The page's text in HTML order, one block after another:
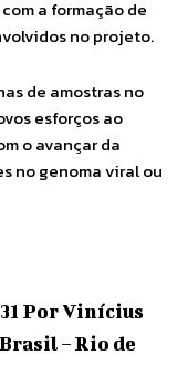
a formação de
no projeto.
de amostras no
esforços ao
o avançar da
no genoma viral ou
Por Vinícius
– Rio de